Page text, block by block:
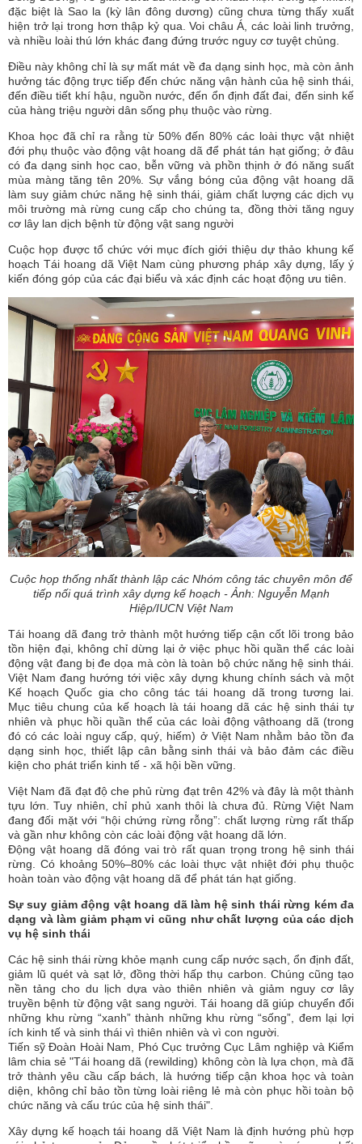
đặc biệt là Sao la (kỳ lân đông dương) cũng chưa từng thấy xuất
hiện trở lại trong hơn thập kỷ qua. Voi châu Á, các loài linh trưởng,
và nhiều loài thú lớn khác đang đứng trước nguy cơ tuyệt chủng.
Điều này không chỉ là sự mất mát về đa dạng sinh học, mà còn ảnh
hưởng tác động trực tiếp đến chức năng vận hành của hệ sinh thái,
đến điều tiết khí hậu, nguồn nước, đến ổn định đất đai, đến sinh kế
của hàng triệu người dân sống phụ thuộc vào rừng.
Khoa học đã chỉ ra rằng từ 50% đến 80% các loài thực vật nhiệt
đới phụ thuộc vào động vật hoang dã để phát tán hạt giống; ở đâu
có đa dạng sinh học cao, bễn vững và phồn thịnh ở đó năng suất
mùa màng tăng tên 20%. Sự vắng bóng của động vật hoang dã
làm suy giảm chức năng hệ sinh thái, giảm chất lượng các dịch vụ
môi trường mà rừng cung cấp cho chúng ta, đồng thời tăng nguy
cơ lây lan dịch bệnh từ động vật sang người
Cuộc họp được tổ chức với mục đích giới thiệu dự thảo khung kế
hoạch Tái hoang dã Việt Nam cùng phương pháp xây dựng, lấy ý
kiến đóng góp của các đại biểu và xác định các hoạt động ưu tiên.
Cuộc họp thống nhất thành lập các Nhóm công tác chuyên môn để
tiếp nối quá trình xây dựng kế hoạch - Ảnh: Nguyễn Mạnh
Hiệp/IUCN Việt Nam
Tái hoang dã đang trở thành một hướng tiếp cận cốt lõi trong bảo
tồn hiện đại, không chỉ dừng lại ở việc phục hồi quần thể các loài
động vật đang bị đe dọa mà còn là toàn bộ chức năng hệ sinh thái.
Việt Nam đang hướng tới việc xây dựng khung chính sách và một
Kế hoạch Quốc gia cho công tác tái hoang dã trong tương lai.
Mục tiêu chung của kế hoạch là tái hoang dã các hệ sinh thái tự
nhiên và phục hồi quần thể của các loài động vậthoang dã (trong
đó có các loài nguy cấp, quý, hiếm) ở Việt Nam nhằm bảo tồn đa
dạng sinh học, thiết lập cân bằng sinh thái và bảo đảm các điều
kiện cho phát triển kinh tế - xã hội bền vững.
Việt Nam đã đạt độ che phủ rừng đạt trên 42% và đây là một thành
tựu lớn. Tuy nhiên, chỉ phủ xanh thôi là chưa đủ. Rừng Việt Nam
đang đối mặt với “hội chứng rừng rỗng”: chất lượng rừng rất thấp
và gần như không còn các loài động vật hoang dã lớn.
Động vật hoang dã đóng vai trò rất quan trọng trong hệ sinh thái
rừng. Có khoảng 50%–80% các loài thực vật nhiệt đới phụ thuộc
hoàn toàn vào động vật hoang dã để phát tán hạt giống.
Sự suy giảm động vật hoang dã làm hệ sinh thái rừng kém đa
dạng và làm giảm phạm vi cũng như chất lượng của các dịch
vụ hệ sinh thái
Các hệ sinh thái rừng khỏe mạnh cung cấp nước sạch, ổn định đất,
giảm lũ quét và sạt lở, đồng thời hấp thụ carbon. Chúng cũng tạo
nền tảng cho du lịch dựa vào thiên nhiên và giảm nguy cơ lây
truyền bệnh từ động vật sang người. Tái hoang dã giúp chuyển đổi
những khu rừng “xanh” thành những khu rừng “sống”, đem lại lợi
ích kinh tế và sinh thái vì thiên nhiên và vì con người.
Tiến sỹ Đoàn Hoài Nam, Phó Cục trưởng Cục Lâm nghiệp và Kiểm
lâm chia sẻ "Tái hoang dã (rewilding) không còn là lựa chọn, mà đã
trở thành yêu cầu cấp bách, là hướng tiếp cận khoa học và toàn
diện, không chỉ bảo tồn từng loài riêng lẻ mà còn phục hồi toàn bộ
chức năng và cấu trúc của hệ sinh thái"
Xây dựng kế hoạch tái hoang dã Việt Nam là định hướng phù hợp